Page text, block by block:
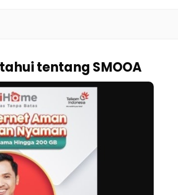
tentang SMOOA